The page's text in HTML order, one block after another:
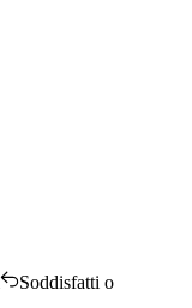
Soddisfatti o